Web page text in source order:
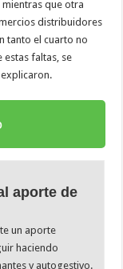
que otra
distribuidores
tanto el cuarto no
estas faltas, se
aporte de
un aporte
haciendo
y autogestivo.